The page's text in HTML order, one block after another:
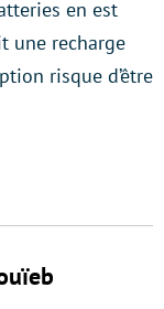
en est
une recharge
risque d’être